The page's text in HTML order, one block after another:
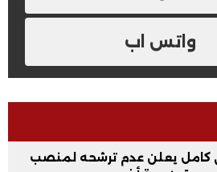
واتس اب
يعلن عدم ترشحه لمنصب